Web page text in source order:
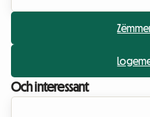
Och interessant